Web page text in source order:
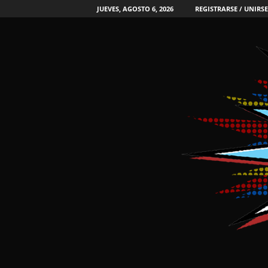
JUEVES, AGOSTO 6, 2026 REGISTRARSE / UNIRSE